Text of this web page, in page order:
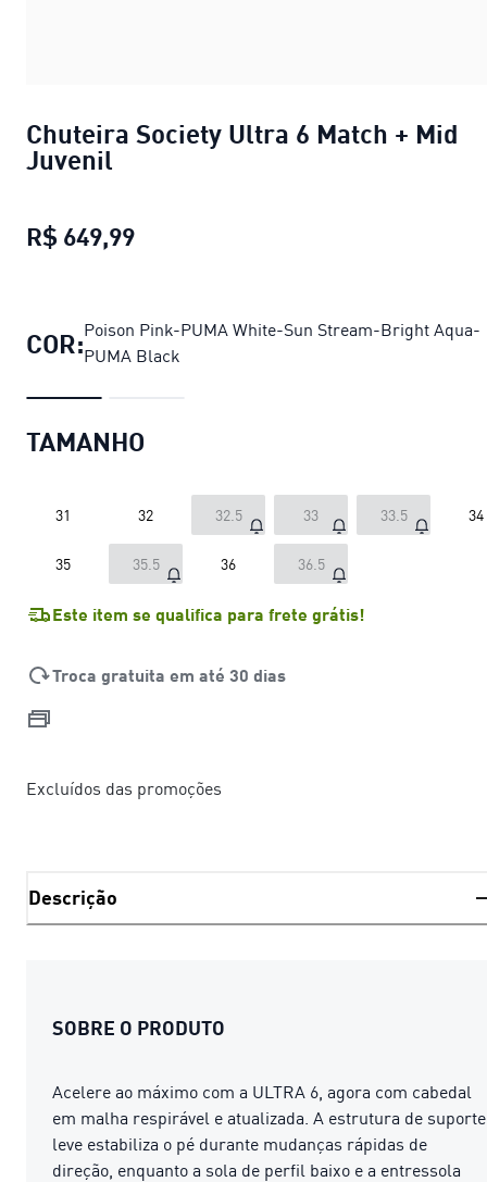
Chuteira Society Ultra 6 Match + Mid
Juvenil
R$ 649,99
COR:Poison Pink-PUMA White-Sun Stream-Bright Aqua-
PUMA Black
TAMANHO
31 32 32.5 33 33.5 34
35 35.5 36 36.5
Este item se qualifica para frete grátis!
Troca gratuita em até 30 dias
Excluídos das promoções
Descrição
SOBRE O PRODUTO
Acelere ao máximo com a ULTRA 6, agora com cabedal
em malha respirável e atualizada. A estrutura de suporte
leve estabiliza o pé durante mudanças rápidas de
direção, enquanto a sola de perfil baixo e a entressola